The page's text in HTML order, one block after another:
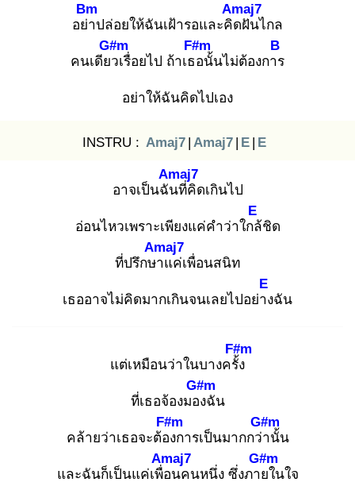
อย่า
Bm
ปล่อยให้ฉันเฝ้ารอและคิด
Amaj7
ฝันไกล
คนเดียว
G#m
เรื่อยไป ถ้าเธอ
F#m
นั้นไม่ต้องการ
B
อย่าให้ฉันคิดไปเอง
INSTRU : Amaj7 | Amaj7 | E | E
อาจเป็นฉัน
Amaj7
ที่คิดเกินไป
อ่อนไหวเพราะเพียงแค่คำว่าใกล้
E
ชิด
ที่ปรึกษา
Amaj7
แค่เพื่อนสนิท
เธออาจไม่คิดมากเกินจนเลยไปอย่าง
E
ฉัน
แต่เหมือนว่าในบางครั้ง
F#m
ที่เธอจ้องมอง
G#m
ฉัน
คล้ายว่าเธอจะต้อง
F#m
การเป็นมากกว่า
G#m
นั้น
และฉันก็เป็นแค่เพื่อ
Amaj7
นคนหนึ่ง ซึ่งภาย
G#m
ในใจ